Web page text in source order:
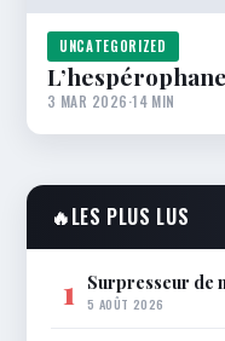
UNCATEGORIZED
3 MAR 2026·14 MIN
🔥LES PLUS LUS
1 Surpresseur de
5 AOÛT 2026